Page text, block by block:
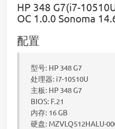
HP 348 G7(i7-
OC 1.0.0 Sonoma
配置
型号: HP 348 G7
处理器: i7-10510U
主板: HP 348 G7
BIOS: F.21
内存: 16 GB
硬盘: MZVLQ512HALU-